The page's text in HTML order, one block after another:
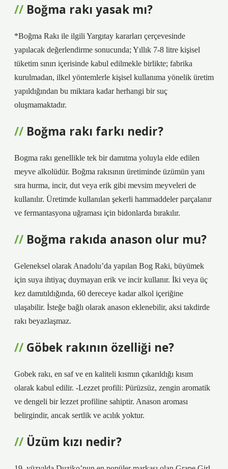
Boğma rakı yasak mı?
*Boğma Rakı ile ilgili Yargıtay kararları çerçevesinde
yapılacak değerlendirme sonucunda; Yıllık 7-8 litre kişisel
tüketim sınırı içerisinde kabul edilmekle birlikte; fabrika
kurulmadan, ilkel yöntemlerle kişisel kullanıma yönelik üretim
yapıldığından bu miktara kadar herhangi bir suç
oluşmamaktadır.
Boğma rakı farkı nedir?
Bogma rakı genellikle tek bir damıtma yoluyla elde edilen
meyve alkolüdür. Boğma rakısının üretiminde üzümün yanı
sıra hurma, incir, dut veya erik gibi mevsim meyveleri de
kullanılır. Üretimde kullanılan şekerli hammaddeler parçalanır
ve fermantasyona uğraması için bidonlarda bırakılır.
Boğma rakıda anason olur mu?
Geleneksel olarak Anadolu’da yapılan Bog Raki, büyümek
için suya ihtiyaç duymayan erik ve incir kullanır. İki veya üç
kez damıtıldığında, 60 dereceye kadar alkol içeriğine
ulaşabilir. İsteğe bağlı olarak anason eklenebilir, aksi takdirde
rakı beyazlaşmaz.
Göbek rakının özelliği ne?
Gobek rakı, en saf ve en kaliteli kısmın çıkarıldığı kısım
olarak kabul edilir. -Lezzet profili: Pürüzsüz, zengin aromatik
ve dengeli bir lezzet profiline sahiptir. Anason aroması
belirgindir, ancak sertlik ve acılık yoktur.
Üzüm kızı nedir?